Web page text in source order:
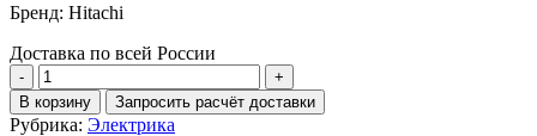
Бренд: Hitachi
Доставка по всей России
Количество
Панель
управления
В корзину Запросить расчёт доставки
Рубрика: Электрика